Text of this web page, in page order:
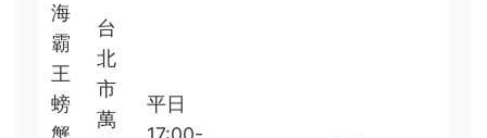
海
霸
王
螃
台
北
市
萬
平日